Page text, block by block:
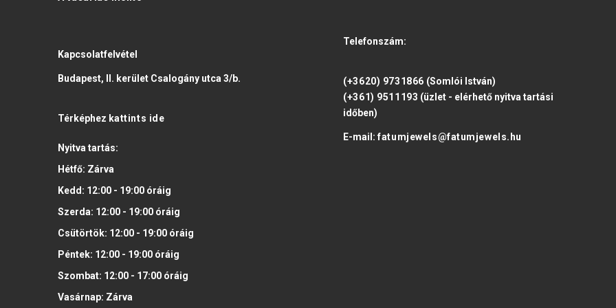
Kapcsolatfelvétel
Budapest, II. kerület Csalogány utca 3/b.
Térképhez kattints ide
Nyitva tartás:
Hétfő: Zárva
Kedd: 12:00 - 19:00óráig
Szerda: 12:00 - 19:00óráig
Csütörtök: 12:00 - 19:00óráig
Péntek: 12:00 - 19:00óráig
Szombat: 12:00 - 17:00óráig
Vasárnap: Zárva
Telefonszám:
(+3620) 9731866 (Somlói István)
(+361) 9511193 (üzlet - elérhető nyitva tartási
időben)
E-mail:fatumjewels@fatumjewels.hu